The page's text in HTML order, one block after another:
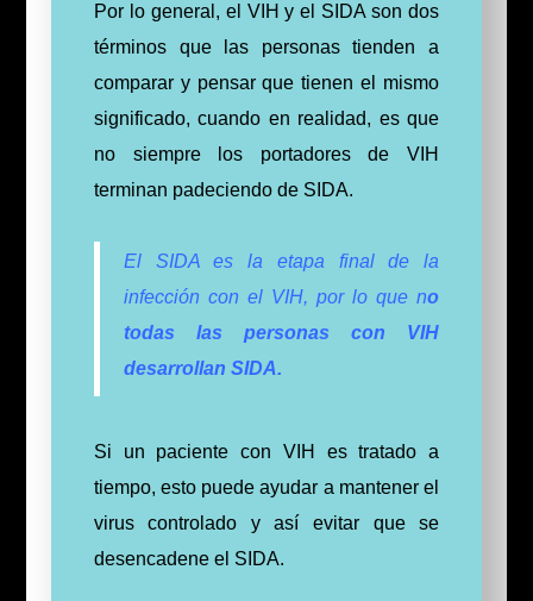
Por lo general, el VIH y el SIDA son dos
términos que las personas tienden a
comparar y pensar que tienen el mismo
significado, cuando en realidad, es que
no siempre los portadores de VIH
terminan padeciendo de SIDA.
El SIDA es la etapa final de la
infección con el VIH, por lo que no
todas las personas con VIH
desarrollan SIDA.
Si un paciente con VIH es tratado a
tiempo, esto puede ayudar a mantener el
virus controlado y así evitar que se
desencadene el SIDA.